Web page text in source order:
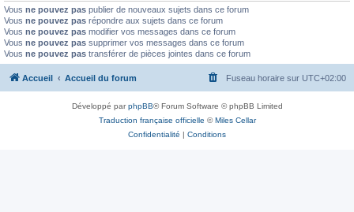
Vous ne pouvez pas publier de nouveaux sujets dans ce forum
Vous ne pouvez pas répondre aux sujets dans ce forum
Vous ne pouvez pas modifier vos messages dans ce forum
Vous ne pouvez pas supprimer vos messages dans ce forum
Vous ne pouvez pas transférer de pièces jointes dans ce forum
Accueil Accueil du forum Fuseau horaire sur UTC+02:00
Développé parphpBB® Forum Software © phpBB Limited
Traduction française officielle ©Miles Cellar
Confidentialité | Conditions